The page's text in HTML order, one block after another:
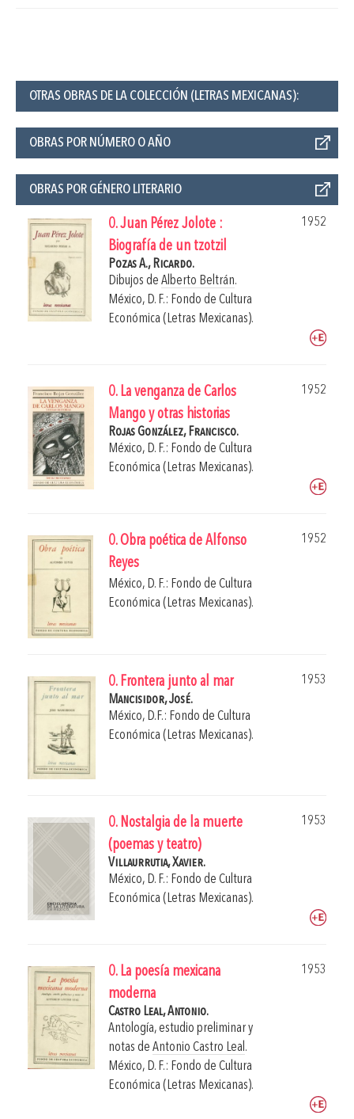
OTRAS OBRAS DE LA COLECCIÓN (LETRAS MEXICANAS):
OBRAS POR NÚMERO O AÑO
OBRAS POR GÉNERO LITERARIO
0. Juan Pérez Jolote :
Biografía de un tzotzil
1952
Pozas A., Ricardo.
Dibujos de Alberto Beltrán.
México, D. F.: Fondo de Cultura
Económica (Letras Mexicanas).
0. La venganza de Carlos
Mango y otras historias
1952
Rojas González, Francisco.
México, D. F.: Fondo de Cultura
Económica (Letras Mexicanas).
0. Obra poética de Alfonso
Reyes
1952
México, D. F.: Fondo de Cultura
Económica (Letras Mexicanas).
0. Frontera junto al mar
1953
Mancisidor, José.
México, D.F.: Fondo de Cultura
Económica (Letras Mexicanas).
0. Nostalgia de la muerte
(poemas y teatro)
1953
Villaurrutia, Xavier.
México, D. F.: Fondo de Cultura
Económica (Letras Mexicanas).
0. La poesía mexicana
moderna
1953
Castro Leal, Antonio.
Antología, estudio preliminar y
notas de Antonio Castro Leal .
México, D. F.: Fondo de Cultura
Económica (Letras Mexicanas).